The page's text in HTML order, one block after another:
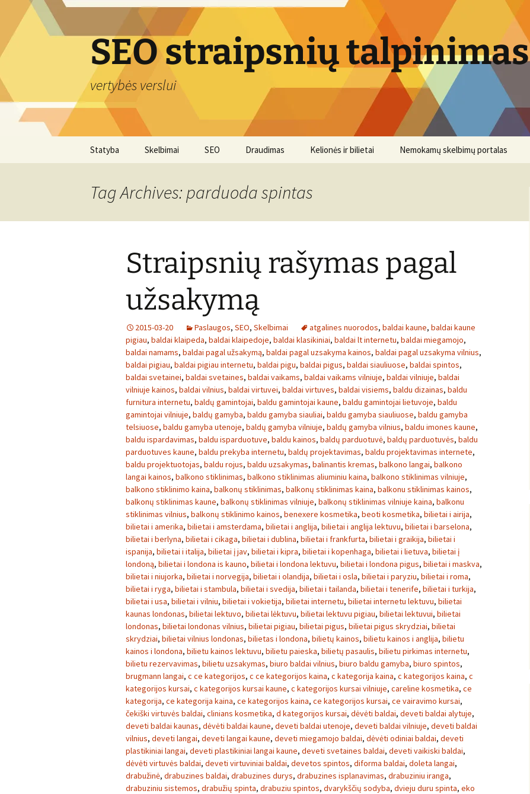
content
SEO straipsnių talpinimas
vertybės verslui
Statyba Skelbimai SEO Draudimas Kelionės ir bilietai Nemokamų skelbimų portalas
Tag Archives: parduoda spintas
Straipsnių rašymas pagal
užsakymą
2015-03-20 Paslaugos, SEO, Skelbimai atgalines nuorodos, baldai kaune, baldai kaune
pigiau, baldai klaipeda, baldai klaipedoje, baldai klasikiniai, baldai lt internetu, baldai miegamojo,
baldai namams, baldai pagal užsakymą, baldai pagal uzsakyma kainos, baldai pagal uzsakyma vilnius,
baldai pigiau, baldai pigiau internetu, baldai pigu, baldai pigus, baldai siauliuose, baldai spintos,
baldai svetainei, baldai svetaines, baldai vaikams, baldai vaikams vilniuje, baldai vilniuje, baldai
vilniuje kainos, baldai vilnius, baldai virtuvei, baldai virtuves, baldai visiems, baldu dizainas, baldu
furnitura internetu, baldų gamintojai, baldu gamintojai kaune, baldu gamintojai lietuvoje, baldu
gamintojai vilniuje, baldų gamyba, baldu gamyba siauliai, baldu gamyba siauliuose, baldu gamyba
telsiuose, baldu gamyba utenoje, baldų gamyba vilniuje, baldų gamyba vilnius, baldu imones kaune,
baldu ispardavimas, baldu isparduotuve, baldu kainos, baldų parduotuvė, baldų parduotuvės, baldu
parduotuves kaune, baldu prekyba internetu, baldų projektavimas, baldu projektavimas internete,
baldu projektuotojas, baldu rojus, baldu uzsakymas, balinantis kremas, balkono langai, balkono
langai kainos, balkono stiklinimas, balkono stiklinimas aliuminiu kaina, balkono stiklinimas vilniuje,
balkono stiklinimo kaina, balkonų stiklinimas, balkonų stiklinimas kaina, balkonu stiklinimas kainos,
balkonų stiklinimas kaune, balkonų stiklinimas vilniuje, balkonų stiklinimas vilniuje kaina, balkonu
stiklinimas vilnius, balkonų stiklinimo kainos, benexere kosmetika, beoti kosmetika, bilietai i airija,
bilietai i amerika, bilietai i amsterdama, bilietai i anglija, bilietai i anglija lektuvu, bilietai i barselona,
bilietai i berlyna, bilietai i cikaga, bilietai i dublina, bilietai i frankfurta, bilietai i graikija, bilietai i
ispanija, bilietai i italija, bilietai į jav, bilietai i kipra, bilietai i kopenhaga, bilietai i lietuva, bilietai į
londoną, bilietai i londona is kauno, bilietai i londona lektuvu, bilietai i londona pigus, bilietai i maskva,
bilietai i niujorka, bilietai i norvegija, bilietai i olandija, bilietai i osla, bilietai i paryziu, bilietai i roma,
bilietai i ryga, bilietai i stambula, bilietai i svedija, bilietai i tailanda, bilietai i tenerife, bilietai i turkija,
bilietai i usa, bilietai i vilniu, bilietai i vokietija, bilietai internetu, bilietai internetu lektuvu, bilietai
kaunas londonas, bilietai lektuvo, bilietai lėktuvu, bilietai lektuvu pigiau, bilietai lektuvui, bilietai
londonas, bilietai londonas vilnius, bilietai pigiau, bilietai pigus, bilietai pigus skrydziai, bilietai
skrydziai, bilietai vilnius londonas, bilietas i londona, bilietų kainos, bilietu kainos i anglija, bilietu
kainos i londona, bilietu kainos lektuvu, bilietu paieska, bilietų pasaulis, bilietu pirkimas internetu,
bilietu rezervavimas, bilietu uzsakymas, biuro baldai vilnius, biuro baldu gamyba, biuro spintos,
brugmann langai, c ce kategorijos, c ce kategorijos kaina, c kategorija kaina, c kategorijos kaina, c
kategorijos kursai, c kategorijos kursai kaune, c kategorijos kursai vilniuje, careline kosmetika, ce
kategorija, ce kategorija kaina, ce kategorijos kaina, ce kategorijos kursai, ce vairavimo kursai,
čekiški virtuvės baldai, clinians kosmetika, d kategorijos kursai, dėvėti baldai, deveti baldai alytuje,
deveti baldai kaunas, dėvėti baldai kaune, deveti baldai utenoje, deveti baldai vilniuje, deveti baldai
vilnius, deveti langai, deveti langai kaune, deveti miegamojo baldai, dėvėti odiniai baldai, deveti
plastikiniai langai, deveti plastikiniai langai kaune, deveti svetaines baldai, deveti vaikiski baldai,
dėvėti virtuvės baldai, deveti virtuviniai baldai, devetos spintos, diforma baldai, doleta langai,
drabužinė, drabuzines baldai, drabuzines durys, drabuzines isplanavimas, drabuziniu iranga,
drabuziniu sistemos, drabužių spinta, drabuziu spintos, dvarykščių sodyba, dvieju duru spinta, eko